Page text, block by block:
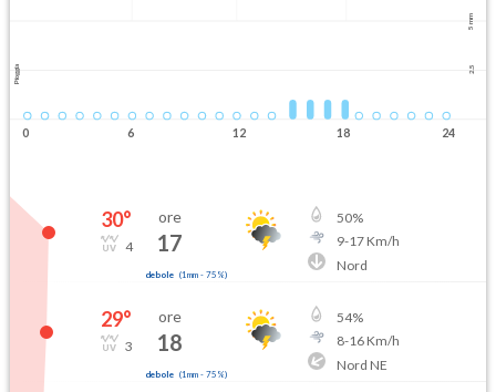
5 mm
2.5
Pioggia
0 6 12 18 24
30°
4
ore
17
debole (1mm- 75 %)
50%
9-17Km/h
Nord
29°
3
ore
18
debole (1mm- 75 %)
54%
8-16Km/h
Nord NE